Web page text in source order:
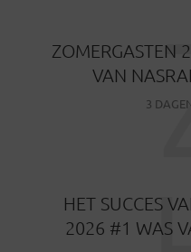
ZOMERGASTEN
VAN
3
HET SUCCES
2026 #1 WAS